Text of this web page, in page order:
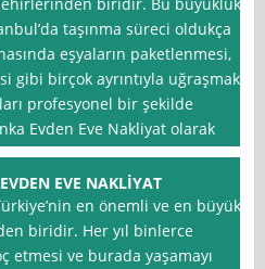
taşınma süreci oldukça
eşyaların paketlenmesi,
gibi birçok ayrıntıyla uğraşmak
profesyonel bir şekilde
Evden Eve Nakliyat olarak
EVE NAKLİYAT
en önemli ve en büyük
biridir. Her yıl binlerce
etmesi ve burada yaşamayı